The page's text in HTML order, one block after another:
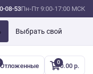
08-53Пн-Пт 9:00-17:00 МСК
Выбрать свой
Отложенные 00.00 р.